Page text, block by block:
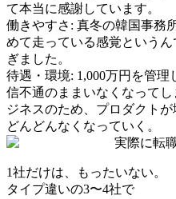
て本当に感謝しています。
働きやすさ : 真冬の韓国事務
めて走っている感覚という
ぎました。
待遇・環境: 1,000万円を管
信不通のままいなくなって
ジネスのため、プロダクト
どんどんなくなっていく。
実際に転
1社だけは、もったいない。
タイプ違いの3〜4社で